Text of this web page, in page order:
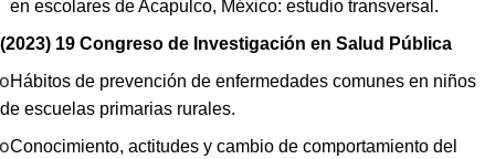
en escolares de Acapulco, México: estudio transversal.
(2023) 19 Congreso de Investigación en Salud Pública
oHábitos de prevención de enfermedades comunes en niños
de escuelas primarias rurales.
oConocimiento, actitudes y cambio de comportamiento del